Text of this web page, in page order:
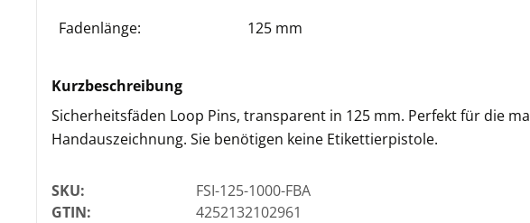
Fadenlänge: 125 mm
Kurzbeschreibung
Sicherheitsfäden Loop Pins, transparent in 125 mm. Perfekt für die
Handauszeichnung. Sie benötigen keine Etikettierpistole.
SKU:
FSI-125-1000-FBA
GTIN:
4252132102961